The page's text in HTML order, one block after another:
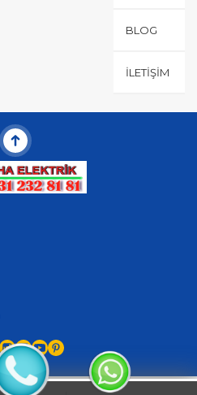
BLOG
İLETIŞIM